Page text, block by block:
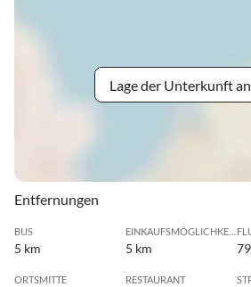
Lage der Unterkunft
Entfernungen
BUS
5 km
EINKAUFSMÖGLICHKEIT
5 km
ORTSMITTE RESTAURANT